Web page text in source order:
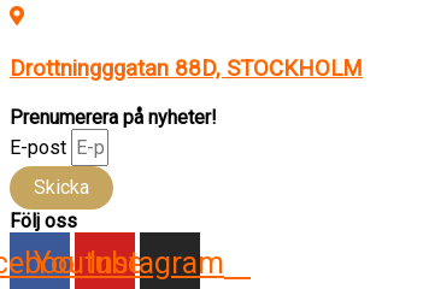
Drottningggatan 88D, STOCKHOLM
Prenumerera på nyheter!
E-post
Skicka
Följ oss
YoutubeInstagram